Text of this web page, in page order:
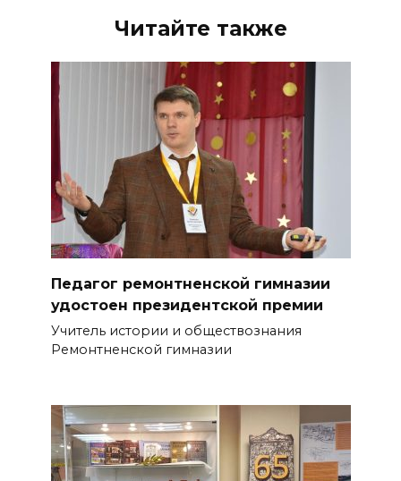
Читайте также
Педагог ремонтненской гимназии
удостоен президентской премии
Учитель истории и обществознания
Ремонтненской гимназии